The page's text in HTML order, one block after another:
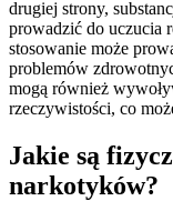
drugiej strony,
prowadzić do uczucia
stosowanie może
problemów
mogą również
rzeczywistości, co
Jakie są
narkotyków?